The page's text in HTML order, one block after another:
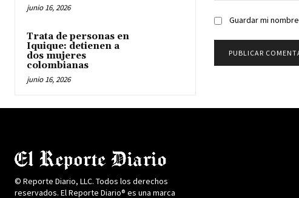
junio 16, 2026
Trata de personas en
Iquique: detienen a
dos mujeres
colombianas
junio 16, 2026
Guardar mi
© Reporte Diario, LLC. Todos los derechos
reservados. El Reporte Diario® es una marca